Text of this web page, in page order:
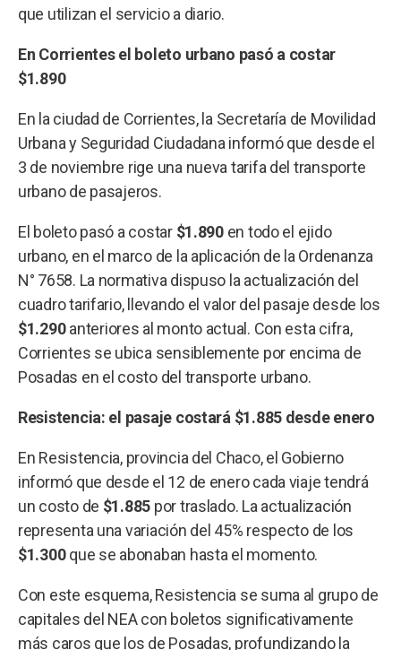
que utilizan el servicio a diario.
En Corrientes el boleto urbano pasó a costar
$1.890
En la ciudad de Corrientes, la Secretaría de Movilidad
Urbana y Seguridad Ciudadana informó que desde el
3 de noviembre rige una nueva tarifa del transporte
urbano de pasajeros.
El boleto pasó a costar $1.890 en todo el ejido
urbano, en el marco de la aplicación de la Ordenanza
N° 7658. La normativa dispuso la actualización del
cuadro tarifario, llevando el valor del pasaje desde los
$1.290anteriores al monto actual. Con esta cifra,
Corrientes se ubica sensiblemente por encima de
Posadas en el costo del transporte urbano.
Resistencia: el pasaje costará $1.885 desde enero
En Resistencia, provincia del Chaco, el Gobierno
informó que desde el 12 de enero cada viaje tendrá
un costo de $1.885 por traslado. La actualización
representa una variación del 45% respecto de los
$1.300que se abonaban hasta el momento.
Con este esquema, Resistencia se suma al grupo de
capitales del NEA con boletos significativamente
más caros que los de Posadas, profundizando la